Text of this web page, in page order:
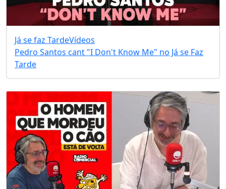
Já se faz TardeVídeos
Pedro Santos cant "I Don't Know Me" no Já se Faz
Tarde